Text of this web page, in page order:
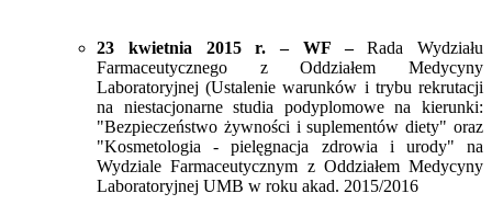
​23 kwietnia 2015 r. – WF –Rada Wydziału
Farmaceutycznego z Oddziałem Medycyny
Laboratoryjnej (Ustalenie warunków i trybu rekrutacji
na niestacjonarne studia podyplomowe na kierunki:
"Bezpieczeństwo żywności i suplementów diety" oraz
"Kosmetologia - pielęgnacja zdrowia i urody" na
Wydziale Farmaceutycznym z Oddziałem Medycyny
Laboratoryjnej UMB w roku akad. 2015/2016